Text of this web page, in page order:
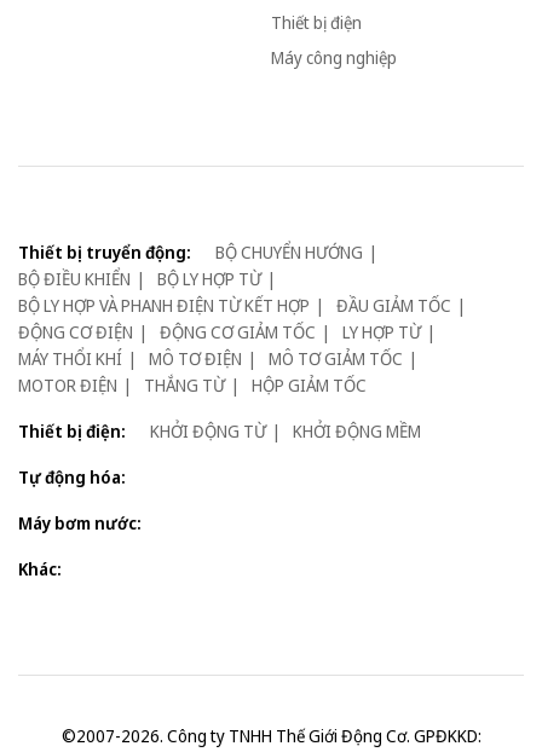
Thiết bị điện
Máy công nghiệp
Thiết bị truyển động:
BỘ CHUYỂN HƯỚNG
BỘ ĐIỀU KHIỂN
BỘ LY HỢP TỪ
BỘ LY HỢP VÀ PHANH ĐIỆN TỪ KẾT HỢP
ĐẦU GIẢM TỐC
ĐỘNG CƠ ĐIỆN
ĐỘNG CƠ GIẢM TỐC
LY HỢP TỪ
MÁY THỔI KHÍ
MÔ TƠ ĐIỆN
MÔ TƠ GIẢM TỐC
MOTOR ĐIỆN
THẮNG TỪ
HỘP GIẢM TỐC
Thiết bị điện:
KHỞI ĐỘNG TỪ
KHỞI ĐỘNG MỀM
Tự động hóa:
Máy bơm nước:
Khác:
©2007-2026. Công ty TNHH Thế Giới Động Cơ. GPĐKKD: